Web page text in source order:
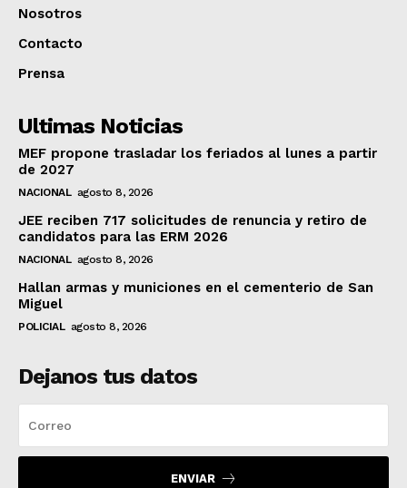
Nosotros
Contacto
Prensa
Ultimas Noticias
MEF propone trasladar los feriados al lunes a partir
de 2027
NACIONAL agosto 8, 2026
JEE reciben 717 solicitudes de renuncia y retiro de
candidatos para las ERM 2026
NACIONAL agosto 8, 2026
Hallan armas y municiones en el cementerio de San
Miguel
POLICIAL agosto 8, 2026
Dejanos tus datos
ENVIAR